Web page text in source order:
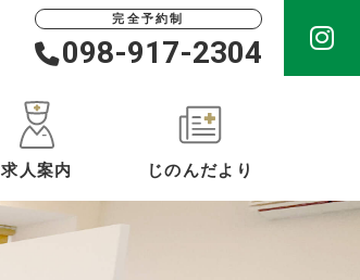
完全予約制
098-917-2304
求人案内 じのんだより